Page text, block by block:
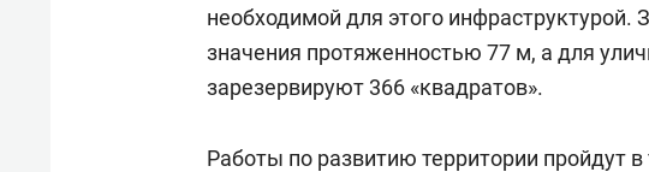
необходимой для этого инфраструктурой.
значения протяженностью 77 м, а для
зарезервируют 366 «квадратов».
Работы по развитию территории пройдут в